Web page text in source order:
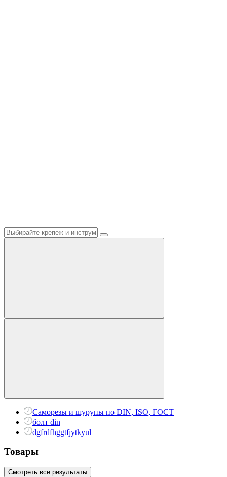
Саморезы и шурупы по DIN, ISO, ГОСТ
болт din
dgfrdfhggtfjytkyul
Товары
Смотреть все результаты